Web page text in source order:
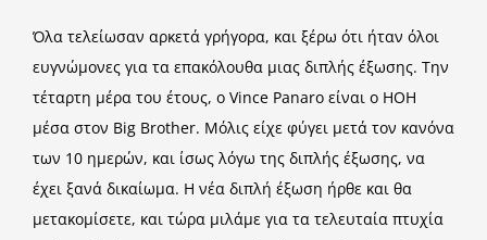
Όλα τελείωσαν αρκετά γρήγορα, και ξέρω ότι ήταν όλοι
ευγνώμονες για τα επακόλουθα μιας διπλής έξωσης. Την
τέταρτη μέρα του έτους, ο Vince Panaro είναι ο HOH
μέσα στον Big Brother. Μόλις είχε φύγει μετά τον κανόνα
των 10 ημερών, και ίσως λόγω της διπλής έξωσης, να
έχει ξανά δικαίωμα. Η νέα διπλή έξωση ήρθε και θα
μετακομίσετε, και τώρα μιλάμε για τα τελευταία πτυχία